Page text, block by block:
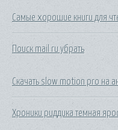
Самые хорошие книги для
Поиск mail ru убрать
Скачать slow motion pro на
Хроники риддика темная